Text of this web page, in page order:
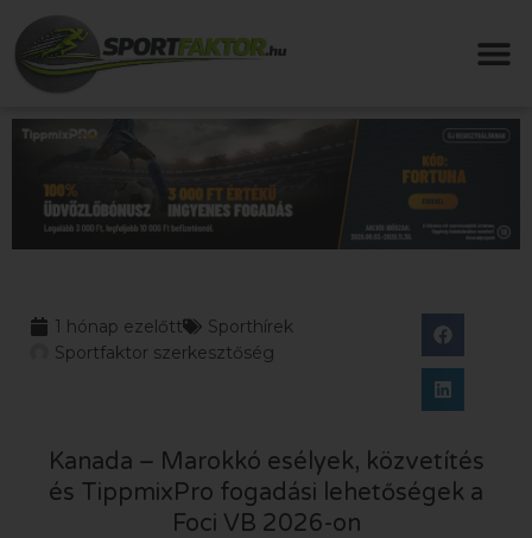
1 hónap ezelőtt
Sporthírek
Sportfaktor szerkesztőség
Kanada – Marokkó esélyek, közvetítés
és TippmixPro fogadási lehetőségek a
Foci VB 2026-on